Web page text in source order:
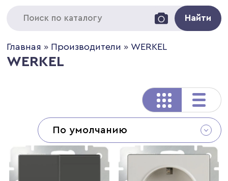
Найти
Главная » Производители » WERKEL
WERKEL
По умолчанию